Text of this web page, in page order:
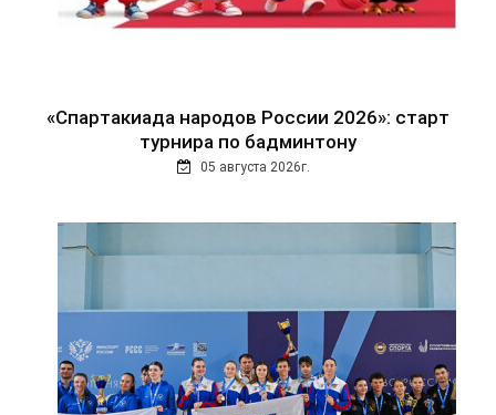
«Спартакиада народов России 2026»: старт
турнира по бадминтону
05 августа 2026г.